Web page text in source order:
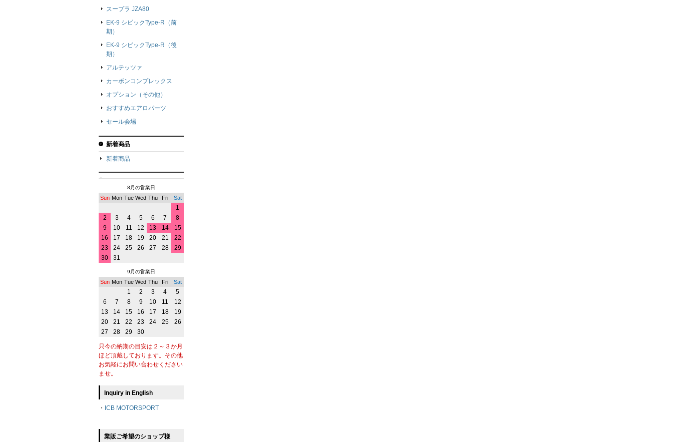
スープラ JZA80
EK-9 シビックType-R（前
期）
EK-9 シビックType-R（後
期）
アルテッツァ
カーボンコンプレックス
オプション（その他）
おすすめエアロパーツ
セール会場
新着商品
新着商品
8月の営業日
Sun Mon Tue Wed Thu Fri Sat
1
2
3 4 5 6 7
8
9
10 11 12 13 14
15
16
17 18 19 20 21
22
23
24 25 26 27 28
29
30
31
9月の営業日
Sun Mon Tue Wed Thu Fri Sat
1 2 3 4
5
6
7 8 9 10 11
12
13
14 15 16 17 18
19
20
21 22 23 24 25
26
27
28 29 30
只今の納期の目安は２～３か月
ほど頂戴しております。その他
お気軽にお問い合わせください
ませ。
Inquiry in English
・ ICB MOTORSPORT
業販ご希望のショップ様